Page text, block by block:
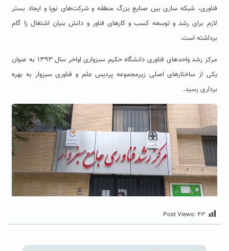
فناوری، شبکه سازی بین صنایع بزرگ منطقه و شرکت‌های نوپا و ایجاد بستر
لازم برای رشد و توسعه کسب و کارهای فناور و دانش بنیان اشتغال ‌زا گام
برداشته است.
مرکز رشد واحدهای فناوری دانشگاه حکیم سبزواری اواخر سال ۱۳۹۳ به عنوان
یکی از ساختارهای اصلی زیرمجموعه پردیس علم و فناوری سبزوار به بهره
برداری رسید.
Post Views: ۴۳